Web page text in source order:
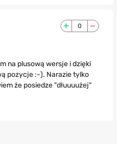
0
na plusową wersje i dzięki
pozycje :-). Narazie tylko
że posiedze "dłuuuużej"